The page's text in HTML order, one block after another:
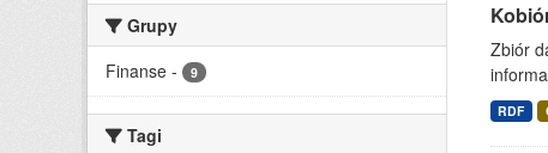
Grupy
Finanse - 9
Tagi
Zbiór
RDF